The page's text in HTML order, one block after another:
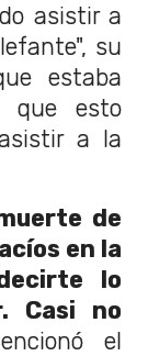
asistir a
su
estaba
que esto
a la
de
en la
lo
Casi no
el